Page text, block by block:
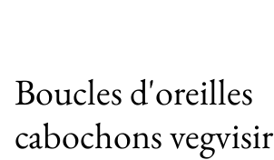
Boucles d'oreilles
cabochons vegvisir